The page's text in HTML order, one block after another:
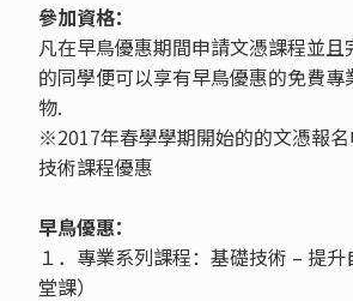
參加資格：
凡在早鳥優惠期間申請文憑課程並且
的同學便可以享有早鳥優惠的免費
物.
※2017年春學學期開始的的文憑報
技術課程優惠
早鳥優惠：
１．專業系列課程：基礎技術 – 提
堂課）